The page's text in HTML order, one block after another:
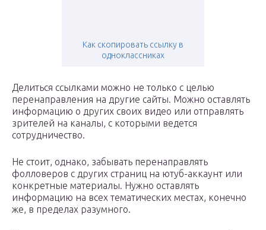
Как скопировать ссылку в
одноклассниках
Делиться ссылками можно не только с целью
перенаправления на другие сайты. Можно оставлять
информацию о других своих видео или отправлять
зрителей на каналы, с которыми ведется
сотрудничество.
Не стоит, однако, забывать перенаправлять
фолловеров с других страниц на ютуб-аккаунт или
конкретные материалы. Нужно оставлять
информацию на всех тематических местах, конечно
же, в пределах разумного.